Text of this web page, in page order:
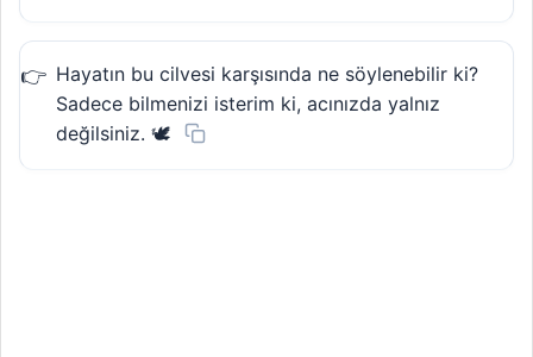
Hayatın bu cilvesi karşısında ne söylenebilir ki?
Sadece bilmenizi isterim ki, acınızda yalnız
değilsiniz. 🕊️